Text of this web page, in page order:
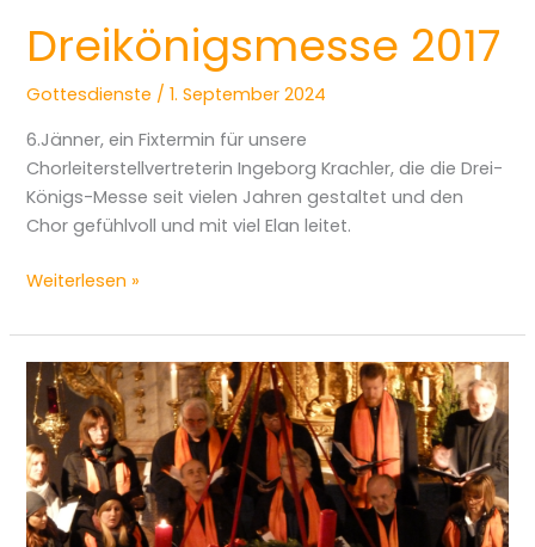
Dreikönigsmesse 2017
Gottesdienste /1. September 2024
6.Jänner, ein Fixtermin für unsere
Chorleiterstellvertreterin Ingeborg Krachler, die die Drei-
Königs-Messe seit vielen Jahren gestaltet und den
Chor gefühlvoll und mit viel Elan leitet.
Weiterlesen »
Cäcilia
2016